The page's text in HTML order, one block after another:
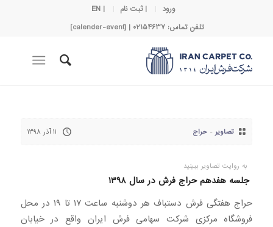
ورود | ثبت نام
| EN
تلفن تماس: 02154637 | [calender-event]
تصاویر - حراج ۱۱ آذر ۱۳۹۸
به روایت تصاویر ببینید
جلسه هفدهم حراج فرش در سال ۱۳۹۸
حراج هفتگی فرش دستباف هر دوشنبه ساعت ۱۷ تا ۱۹ در محل
فروشگاه مرکزی شرکت سهامی فرش ایران واقع در خیابان